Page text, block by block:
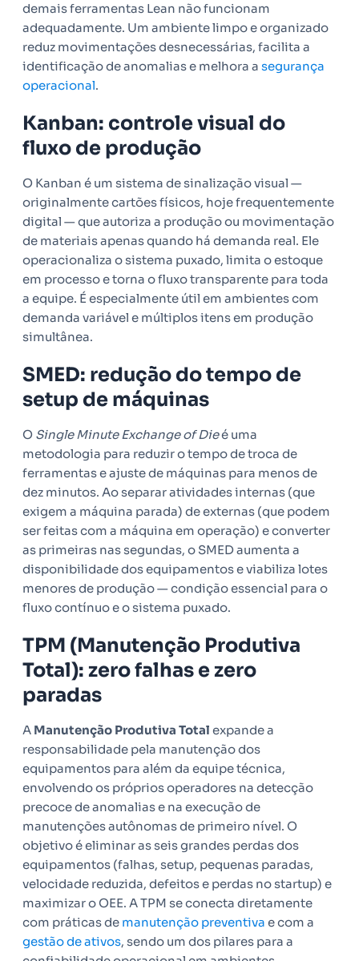
demais ferramentas Lean não funcionam
adequadamente. Um ambiente limpo e organizado
reduz movimentações desnecessárias, facilita a
identificação de anomalias e melhora a segurança
operacional.
Kanban: controle visual do
fluxo de produção
O Kanban é um sistema de sinalização visual —
originalmente cartões físicos, hoje frequentemente
digital — que autoriza a produção ou movimentação
de materiais apenas quando há demanda real. Ele
operacionaliza o sistema puxado, limita o estoque
em processo e torna o fluxo transparente para toda
a equipe. É especialmente útil em ambientes com
demanda variável e múltiplos itens em produção
simultânea.
SMED: redução do tempo de
setup de máquinas
O Single Minute Exchange of Dieé uma
metodologia para reduzir o tempo de troca de
ferramentas e ajuste de máquinas para menos de
dez minutos. Ao separar atividades internas (que
exigem a máquina parada) de externas (que podem
ser feitas com a máquina em operação) e converter
as primeiras nas segundas, o SMED aumenta a
disponibilidade dos equipamentos e viabiliza lotes
menores de produção — condição essencial para o
fluxo contínuo e o sistema puxado.
TPM (Manutenção Produtiva
Total): zero falhas e zero
paradas
A Manutenção Produtiva Total expande a
responsabilidade pela manutenção dos
equipamentos para além da equipe técnica,
envolvendo os próprios operadores na detecção
precoce de anomalias e na execução de
manutenções autônomas de primeiro nível. O
objetivo é eliminar as seis grandes perdas dos
equipamentos (falhas, setup, pequenas paradas,
velocidade reduzida, defeitos e perdas no startup) e
maximizar o OEE. A TPM se conecta diretamente
com práticas de manutenção preventiva e com a
gestão de ativos, sendo um dos pilares para a